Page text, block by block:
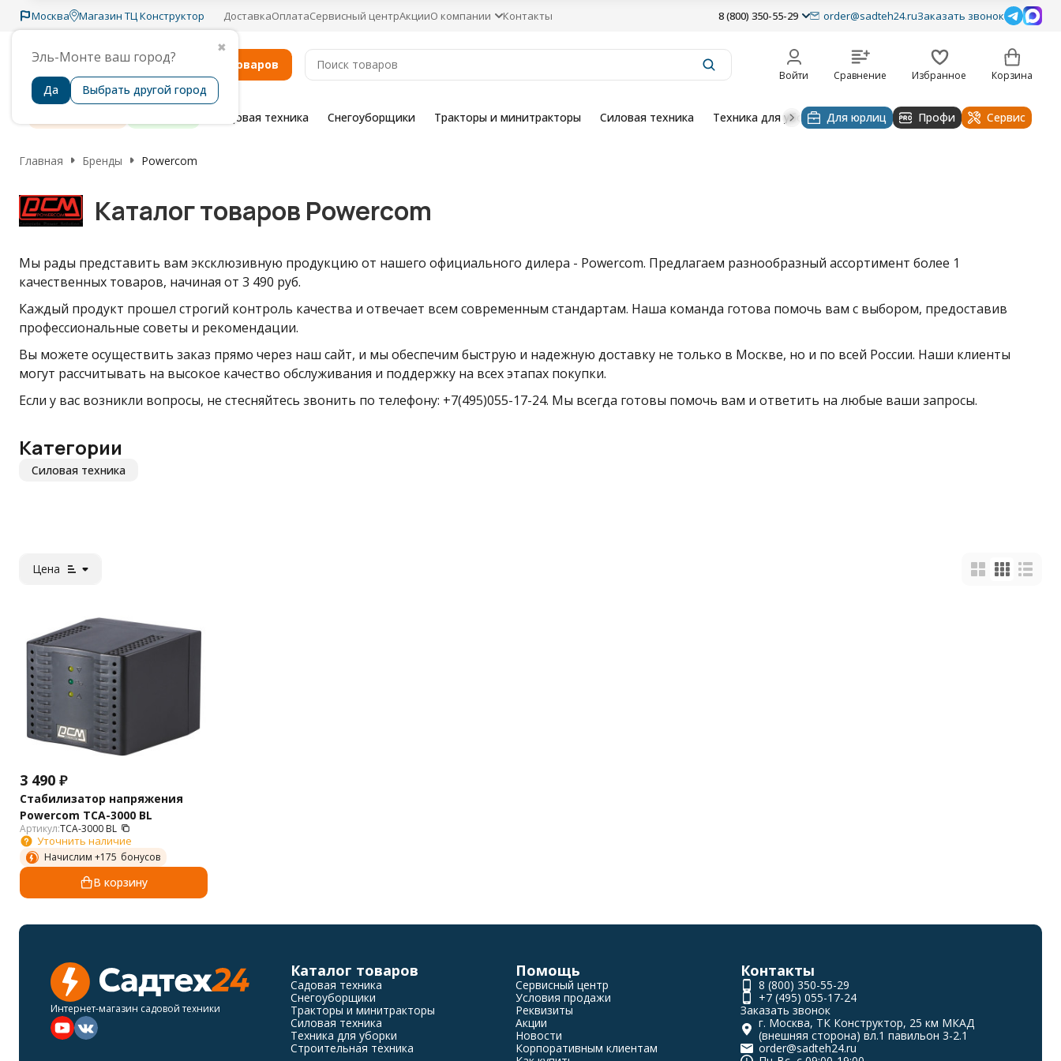
Москва
✖
Эль-Монте ваш город?
Да Выбрать другой город
Магазин ТЦ Конструктор ДоставкаОплатаСервисный центрАкцииО компании Контакты 8 (800) 350-55-29 order@sadteh24.ruЗаказать звонок
Каталог товаров
Войти Сравнение Избранное Корзина
Садовая техника Снегоуборщики Тракторы и минитракторы Силовая техника Техника для уборки Строительная техника
Для юрлиц Профи Сервис
Главная Бренды Powercom
Каталог товаров Powercom
Мы рады представить вам эксклюзивную продукцию от нашего официального дилера - Powercom. Предлагаем разнообразный ассортимент более 1
качественных товаров, начиная от 3 490 руб.
Каждый продукт прошел строгий контроль качества и отвечает всем современным стандартам. Наша команда готова помочь вам с выбором, предоставив
профессиональные советы и рекомендации.
Вы можете осуществить заказ прямо через наш сайт, и мы обеспечим быструю и надежную доставку не только в Москве, но и по всей России. Наши клиенты
могут рассчитывать на высокое качество обслуживания и поддержку на всех этапах покупки.
Если у вас возникли вопросы, не стесняйтесь звонить по телефону: +7(495)055-17-24. Мы всегда готовы помочь вам и ответить на любые ваши запросы.
Категории
Силовая техника
Цена
3 490 ₽
Стабилизатор напряжения
Powercom TCA-3000 BL
Артикул:TCA-3000 BL
Уточнить наличие
Начислим +175 бонусов
В корзину
Интернет-магазин садовой техники
Каталог товаров
Садовая техника
Снегоуборщики
Тракторы и минитракторы
Силовая техника
Техника для уборки
Строительная техника
Помощь
Сервисный центр
Условия продажи
Реквизиты
Акции
Новости
Корпоративным клиентам
Контакты
8 (800) 350-55-29
+7 (495) 055-17-24
Заказать звонок
г. Москва, ТК Конструктор, 25 км МКАД
(внешняя сторона) вл.1 павильон 3-2.1
order@sadteh24.ru